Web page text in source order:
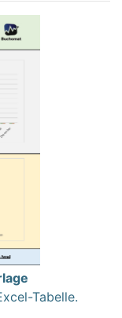
Tabelle.